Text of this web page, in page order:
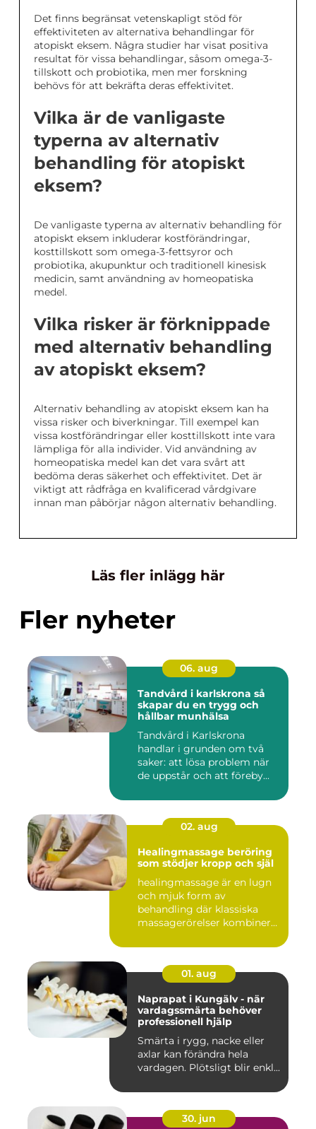
Det finns begränsat vetenskapligt stöd för
effektiviteten av alternativa behandlingar för
atopiskt eksem. Några studier har visat positiva
resultat för vissa behandlingar, såsom omega-3-
tillskott och probiotika, men mer forskning
behövs för att bekräfta deras effektivitet.
Vilka är de vanligaste
typerna av alternativ
behandling för atopiskt
eksem?
De vanligaste typerna av alternativ behandling för
atopiskt eksem inkluderar kostförändringar,
kosttillskott som omega-3-fettsyror och
probiotika, akupunktur och traditionell kinesisk
medicin, samt användning av homeopatiska
medel.
Vilka risker är förknippade
med alternativ behandling
av atopiskt eksem?
Alternativ behandling av atopiskt eksem kan ha
vissa risker och biverkningar. Till exempel kan
vissa kostförändringar eller kosttillskott inte vara
lämpliga för alla individer. Vid användning av
homeopatiska medel kan det vara svårt att
bedöma deras säkerhet och effektivitet. Det är
viktigt att rådfråga en kvalificerad vårdgivare
innan man påbörjar någon alternativ behandling.
Läs fler inlägg här
Fler nyheter
06. aug
Tandvård i karlskrona så
skapar du en trygg och
hållbar munhälsa
Tandvård i Karlskrona
handlar i grunden om två
saker: att lösa problem när
de uppstår och att föreby...
02. aug
Healingmassage beröring
som stödjer kropp och själ
healingmassage är en lugn
och mjuk form av
behandling där klassiska
massagerörelser kombineras
01. aug
Naprapat i Kungälv - när
vardagssmärta behöver
professionell hjälp
Smärta i rygg, nacke eller
axlar kan förändra hela
vardagen. Plötsligt blir enkl...
30. jun